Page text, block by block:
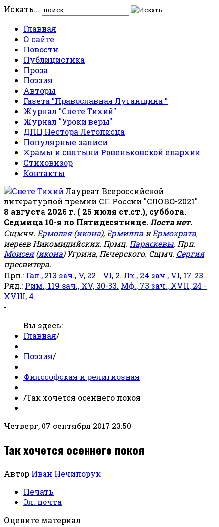
Искать...
Главная
О сайте
Новости
Публицистика
Проза
Поэзия
Авторы
Газета "Православная Луганщина "
Журнал "Свете Тихий"
Журнал "Уроки веры"
ДПЦ Нестора Летописца
Популярные записи
Храмы и святыни Ровеньковской епархии
Стиховизор
Контакты
Лауреат Всероссийской
литературной премии СП России "СЛОВО-2021".
8 августа 2026 г. ( 26 июля ст.ст.), суббота.
Седмица 10-я по Пятидесятнице. Поста нет.
Сщмчч. Ермолая(икона), Ермиппа иЕрмократа,
иереев Никомидийских. Прмц. Параскевы. Прп.
Моисея(икона) Угрина, Печерского. Сщмч. Сергия
пресвитера.
Прп.: Гал., 213 зач., V, 22 - VI, 2. Лк., 24 зач., VI, 17-23 .
Ряд.: Рим., 119 зач., XV, 30-33. Мф., 73 зач., XVII, 24 -
XVIII, 4.
-
Вы здесь:
Главная/
Поэзия/
Философская и религиозная
/Так хочется осеннего покоя
Четверг, 07 сентября 2017 23:50
Так хочется осеннего покоя
Автор Иван Нечипорук
Печать
Эл. почта
Оцените материал